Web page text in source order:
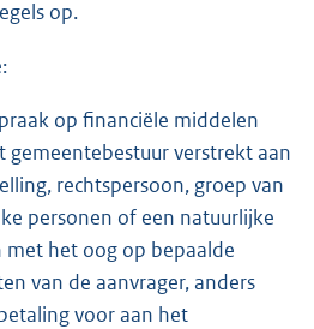
op.
op financiële middelen
gemeentebestuur verstrekt aan
rechtspersoon, groep van
personen of een natuurlijke
met het oog op bepaalde
van de aanvrager, anders
voor aan het